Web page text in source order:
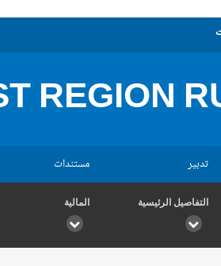
REGION
تدبير مستندات
التفاصيل الرئيسية المالية